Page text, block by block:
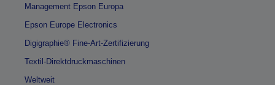
Management Epson Europa
Epson Europe Electronics
Digigraphie® Fine-Art-Zertifizierung
Textil-Direktdruckmaschinen
Weltweit